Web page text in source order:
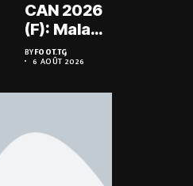
CAN 2026
(F): Malawi
historique,
le Nigeria
BYFOOT.TG
6 AOÛT 2026